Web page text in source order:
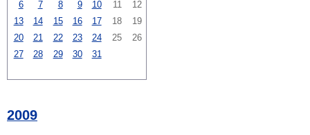
6
7 8 9 10 11
12
13
14 15 16 17 18
19
20
21 22 23 24 25
26
27
28 29 30 31
2009